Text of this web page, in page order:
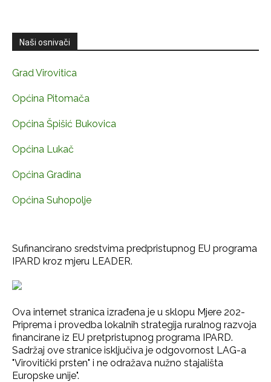
Naši osnivači
Grad Virovitica
Općina Pitomača
Općina Špišić Bukovica
Općina Lukač
Općina Gradina
Općina Suhopolje
Sufinancirano sredstvima predpristupnog EU programa
IPARD kroz mjeru LEADER.
Ova internet stranica izrađena je u sklopu Mjere 202-
Priprema i provedba lokalnih strategija ruralnog razvoja
financirane iz EU pretpristupnog programa IPARD.
Sadržaj ove stranice isključiva je odgovornost LAG-a
"Virovitički prsten" i ne odražava nužno stajališta
Europske unije".